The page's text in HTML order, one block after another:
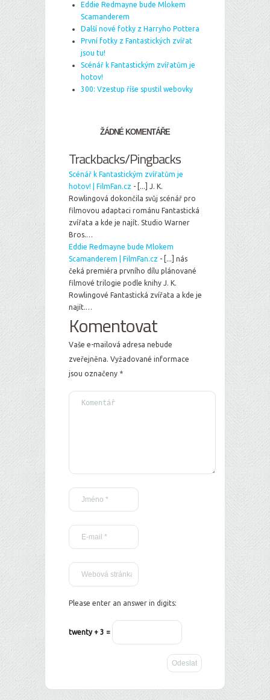
Eddie Redmayne bude Mlokem
Scamanderem
Další nové fotky z Harryho Pottera
První fotky z Fantastických zvířat
jsou tu!
Scénář k Fantastickým zvířatům je
hotov!
300: Vzestup říše spustil webovky
ŽÁDNÉ KOMENTÁŘE
Trackbacks/Pingbacks
Scénář k Fantastickým zvířatům je
hotov! | FilmFan.cz - [...] J. K.
Rowlingová dokončila svůj scénář pro
filmovou adaptaci románu Fantastická
zvířata a kde je najít. Studio Warner
Bros.…
Eddie Redmayne bude Mlokem
Scamanderem | FilmFan.cz - [...] nás
čeká premiéra prvního dílu plánované
filmové trilogie podle knihy J. K.
Rowlingové Fantastická zvířata a kde je
najít.…
Komentovat
Vaše e-mailová adresa nebude
zveřejněna. Vyžadované informace
jsou označeny *
Please enter an answer in digits:
twenty + 3 =